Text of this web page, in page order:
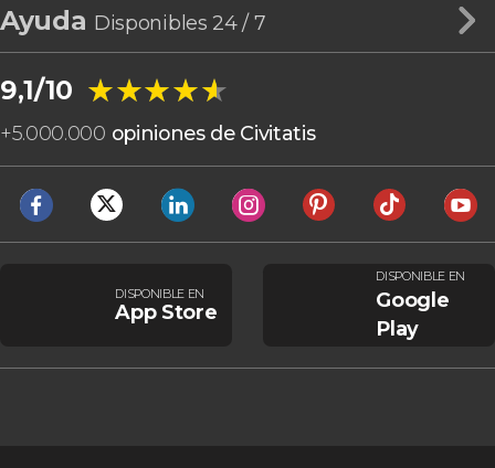
Ayuda Disponibles 24 / 7
9,1/10 ★★★★★
★★★★★
+5.000.000 opiniones de Civitatis
DISPONIBLE EN
App Store
DISPONIBLE EN
Google
Play